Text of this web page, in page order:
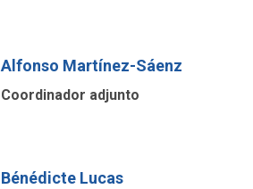
Alfonso Martínez-Sáenz
Coordinador adjunto
Bénédicte Lucas